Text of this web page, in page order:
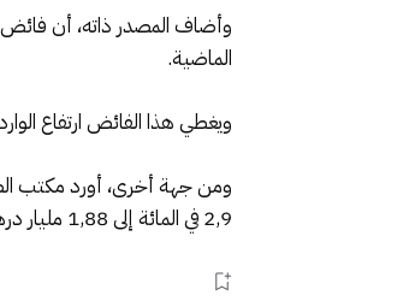
الماضية.
ويغطي هذا الفائض ارتفاع الواردات بنسبة 10,7 في المائة إلى 10,41 مليار درهم، والصادرات
2,9 في المائة إلى 1,88 مليار درهم.